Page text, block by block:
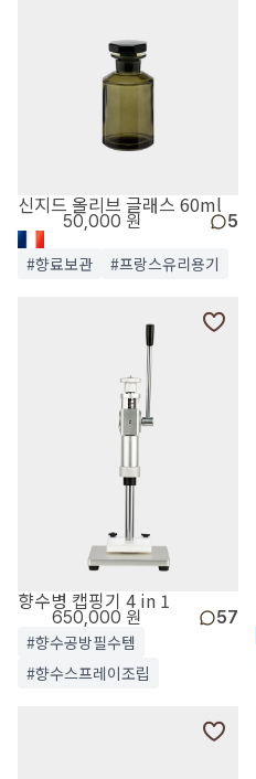
신지드 올리브 글래스 60ml
50,000 원 5
#향료보관 #프랑스유리용기
향수병 캡핑기 4 in 1
650,000 원 57
#향수공방필수템
#향수스프레이조립